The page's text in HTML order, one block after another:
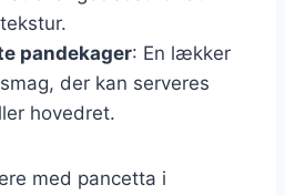
pandekager: En lækker
der kan serveres
hovedret.
med pancetta i